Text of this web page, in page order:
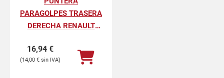
PARAGOLPES TRASERA
DERECHA RENAULT
PROFESIONAL
16,94 €
14,00 €